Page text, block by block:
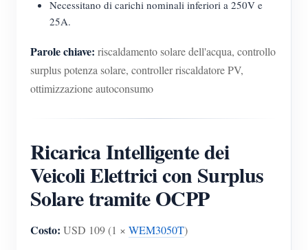
Necessitano di carichi nominali inferiori a 250V e
25A.
Parole chiave: riscaldamento solare dell'acqua, controllo
surplus potenza solare, controller riscaldatore PV,
ottimizzazione autoconsumo
Ricarica Intelligente dei
Veicoli Elettrici con Surplus
Solare tramite OCPP
Costo: USD 109 (1 × WEM3050T)